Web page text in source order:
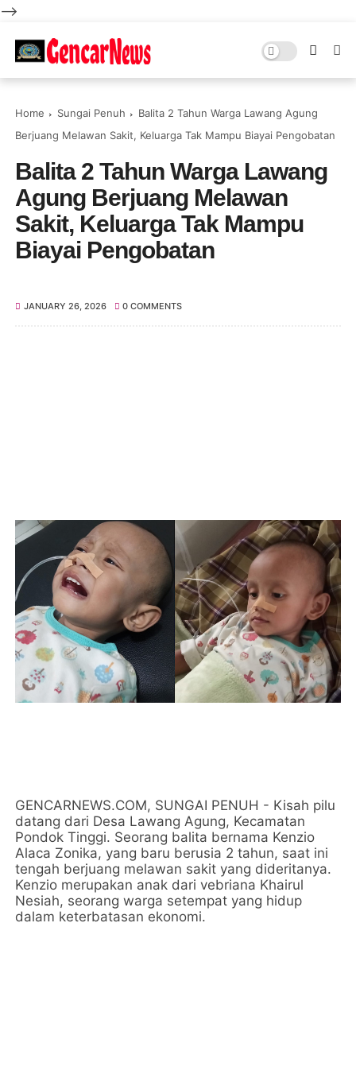
-->
Home Sungai Penuh
Balita 2 Tahun Warga Lawang Agung
Berjuang Melawan Sakit, Keluarga Tak Mampu Biayai Pengobatan
Balita 2 Tahun Warga Lawang
Agung Berjuang Melawan
Sakit, Keluarga Tak Mampu
Biayai Pengobatan
JANUARY 26, 2026 0 COMMENTS
GENCARNEWS.COM, SUNGAI PENUH - Kisah pilu
datang dari Desa Lawang Agung, Kecamatan
Pondok Tinggi. Seorang balita bernama Kenzio
Alaca Zonika, yang baru berusia 2 tahun, saat ini
tengah berjuang melawan sakit yang dideritanya.
Kenzio merupakan anak dari vebriana Khairul
Nesiah, seorang warga setempat yang hidup
dalam keterbatasan ekonomi.